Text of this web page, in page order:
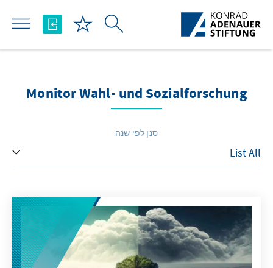
Skip to Main Content
Monitor Wahl- und Sozialforschung
סנן לפי שנה